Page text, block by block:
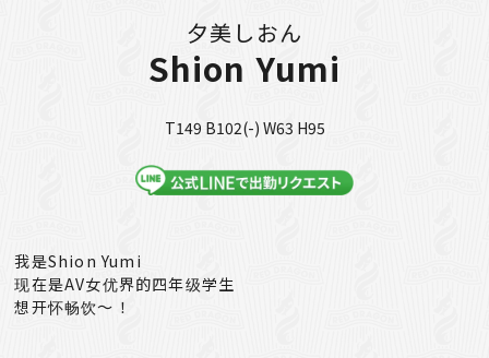
夕美しおん
Shion Yumi
T149 B102(-) W63 H95
我是Shion Yumi
现在是AV女优界的四年级学生
想开怀畅饮～！